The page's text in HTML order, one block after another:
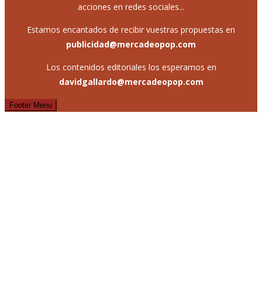
acciones en redes sociales...
Estamos encantados de recibir vuestras propuestas en
publicidad@mercadeopop.com
Los contenidos editoriales los esperamos en
davidgallardo@mercadeopop.com
Footer Menu